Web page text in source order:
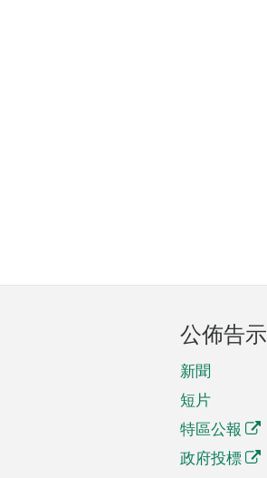
公佈告示
新聞
短片
特區公報
政府投標